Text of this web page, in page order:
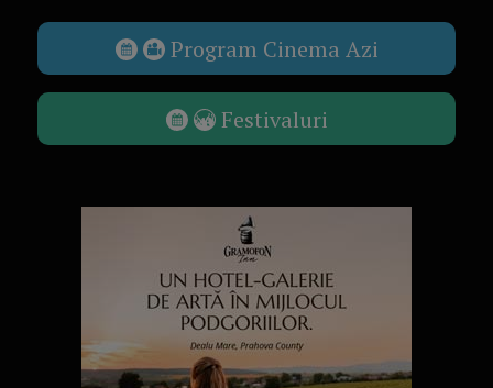
Program Cinema Azi
Festivaluri